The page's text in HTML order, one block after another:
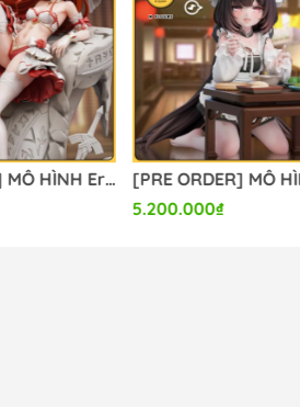
[PRE ORDER] MÔ HÌNH Eris Greyrat - Mushoku Tensei (Lolikoo Studio) FIGURE CHÍNH HÃNG
5.200.000₫